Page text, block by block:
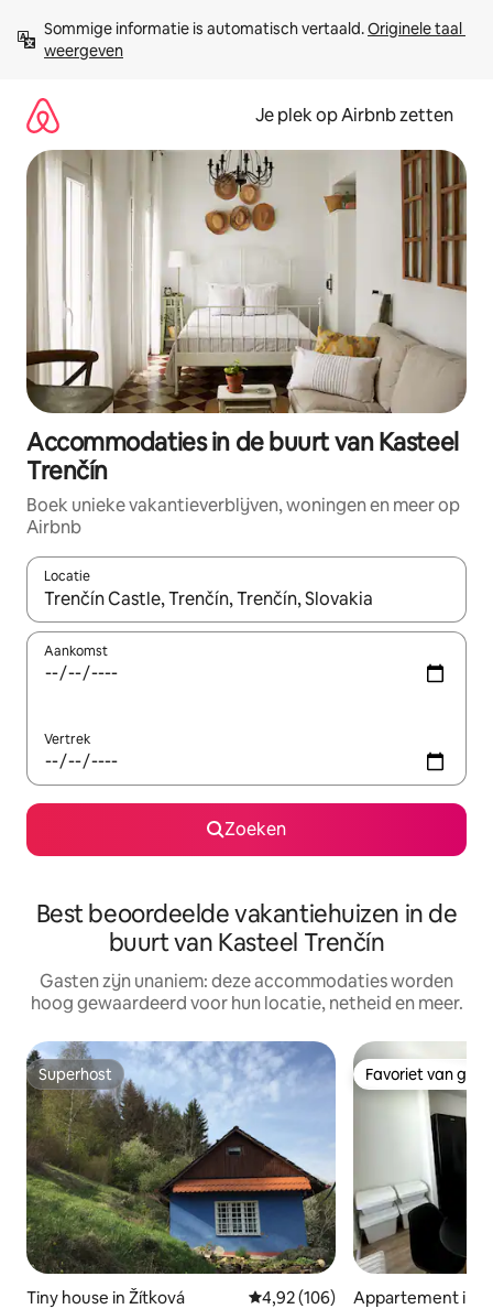
direct
naar
Sommige informatie is automatisch vertaald. Originele taal
weergeven
Je plek op Airbnb zetten
Accommodaties in de buurt van Kasteel
Trenčín
Boek unieke vakantieverblijven, woningen en meer op
Airbnb
Locatie
Wanneer er resultaten beschikbaar zijn, maak je een keuze
Aankomst
Vertrek
Zoeken
Best beoordeelde vakantiehuizen in de
buurt van Kasteel Trenčín
Gasten zijn unaniem: deze accommodaties worden
hoog gewaardeerd voor hun locatie, netheid en meer.
Superhost
Superhost
Tiny house in Žítková Gemiddelde beoordeling van
4,92 (106)
Favoriet van
Favoriet van
Appartement in